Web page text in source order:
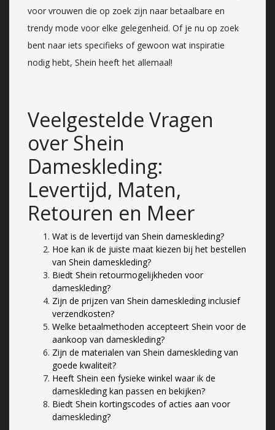
voor vrouwen die op zoek zijn naar betaalbare en
trendy mode voor elke gelegenheid. Of je nu op zoek
bent naar iets specifieks of gewoon wat inspiratie
nodig hebt, Shein heeft het allemaal!
Veelgestelde Vragen
over Shein
Dameskleding:
Levertijd, Maten,
Retouren en Meer
Wat is de levertijd van Shein dameskleding?
Hoe kan ik de juiste maat kiezen bij het bestellen
van Shein dameskleding?
Biedt Shein retourmogelijkheden voor
dameskleding?
Zijn de prijzen van Shein dameskleding inclusief
verzendkosten?
Welke betaalmethoden accepteert Shein voor de
aankoop van dameskleding?
Zijn de materialen van Shein dameskleding van
goede kwaliteit?
Heeft Shein een fysieke winkel waar ik de
dameskleding kan passen en bekijken?
Biedt Shein kortingscodes of acties aan voor
dameskleding?